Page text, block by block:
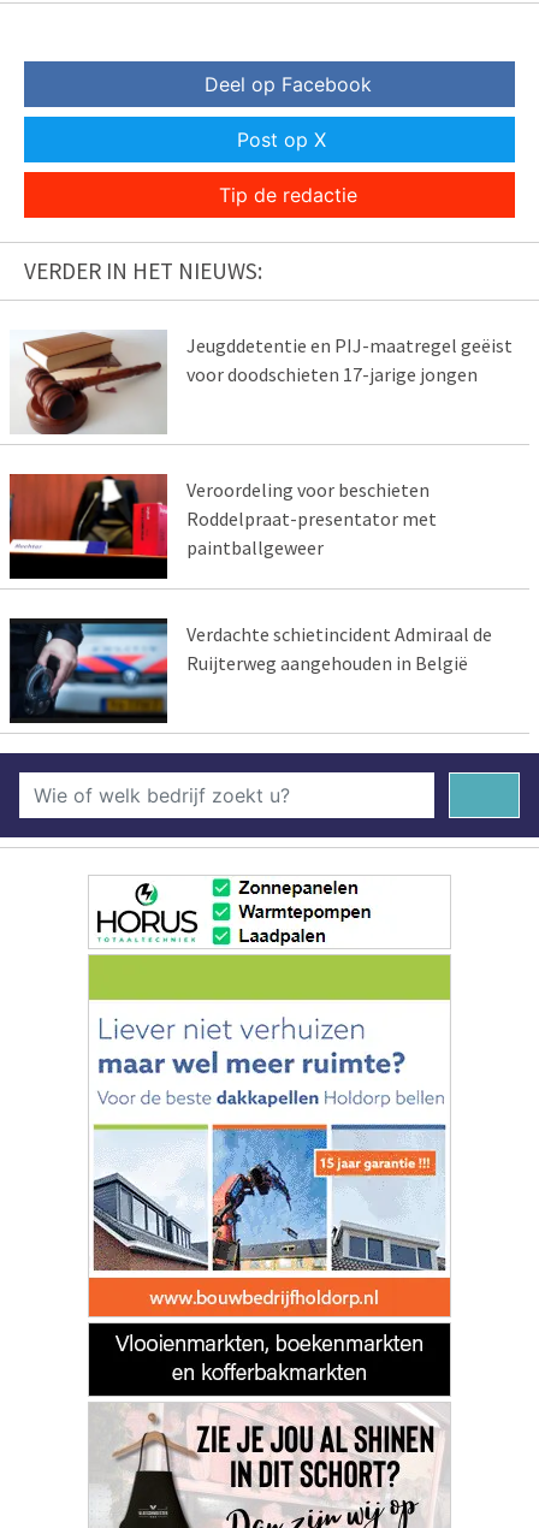
Deel op Facebook
Post op X
Tip de redactie
VERDER IN HET NIEUWS:
Jeugddetentie en PIJ-maatregel geëist
voor doodschieten 17-jarige jongen
Veroordeling voor beschieten
Roddelpraat-presentator met
paintballgeweer
Verdachte schietincident Admiraal de
Ruijterweg aangehouden in België